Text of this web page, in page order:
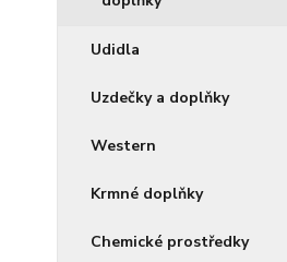
Udidla
Uzdečky a doplňky
Western
Krmné doplňky
Chemické prostředky